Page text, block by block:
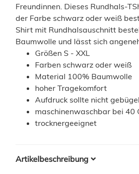
Freundinnen. Dieses Rundhals-
der Farbe schwarz oder weiß
Shirt mit Rundhalsauschnitt
Baumwolle und lässt sich
Größen S - XXL
Farben schwarz oder weiß
Material 100% Baumwolle
hoher Tragekomfort
Aufdruck sollte nicht
maschinenwaschbar bei 40
trocknergeeignet
Artikelbeschreibung